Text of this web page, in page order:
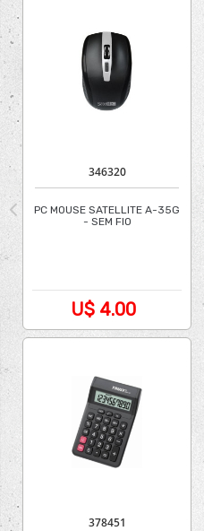
346320
PC MOUSE SATELLITE A-35G
- SEM FIO
U$ 4.00
378451